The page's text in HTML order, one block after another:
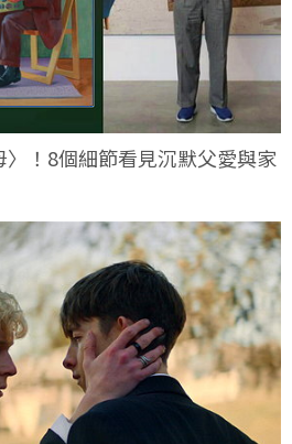
！8個細節看見沉默父愛與家